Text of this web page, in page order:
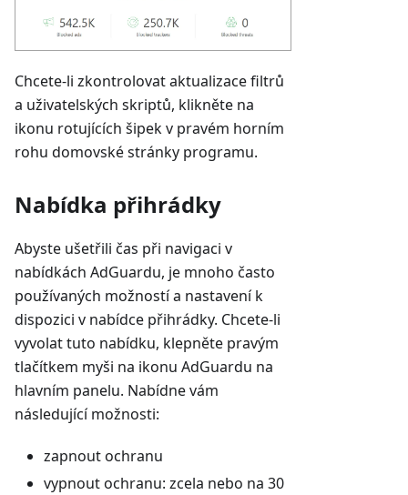
Chcete-li zkontrolovat aktualizace filtrů
a uživatelských skriptů, klikněte na
ikonu rotujících šipek v pravém horním
rohu domovské stránky programu.
Nabídka přihrádky
Abyste ušetřili čas při navigaci v
nabídkách AdGuardu, je mnoho často
používaných možností a nastavení k
dispozici v nabídce přihrádky. Chcete-li
vyvolat tuto nabídku, klepněte pravým
tlačítkem myši na ikonu AdGuardu na
hlavním panelu. Nabídne vám
následující možnosti:
zapnout ochranu
vypnout ochranu: zcela nebo na 30